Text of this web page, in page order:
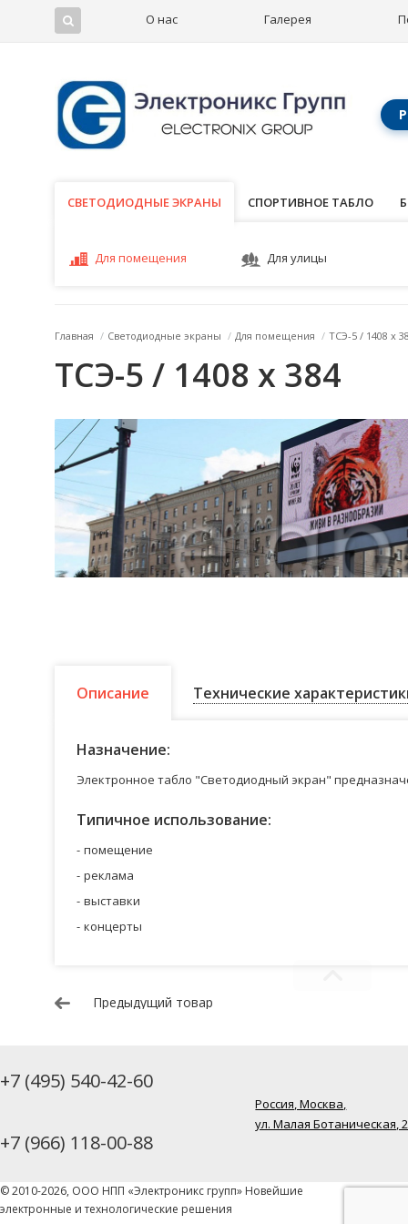
О нас Галерея
СВЕТОДИОДНЫЕ ЭКРАНЫ
СВЕТОДИОДНЫЕ ЭКРАНЫ СПОРТИВНОЕ ТАБЛО
Для помещения Для улицы
Главная / Светодиодные экраны / Для помещения / ТСЭ-5 / 1408 x
ТСЭ-5 / 1408 x 384
Описание Технические
Назначение:
Электронное табло "Светодиодный экран"
Типичное использование:
помещение
реклама
выставки
концерты
Предыдущий товар
+7 (495) 540-42-60
+7 (966) 118-00-88
Россия, Москва,
ул. Малая Ботаническая,
© 2010-2026, ООО НПП «Электроникс групп» Новейшие
электронные и технологические решения